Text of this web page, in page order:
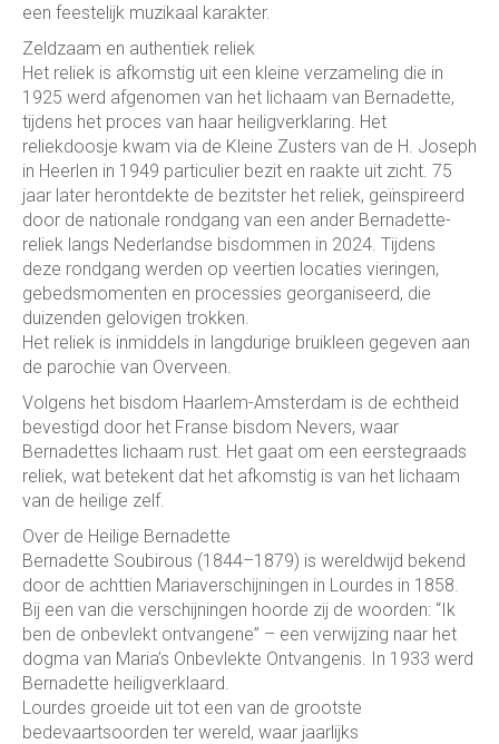
een feestelijk muzikaal karakter.
Zeldzaam en authentiek reliek
Het reliek is afkomstig uit een kleine verzameling die in
1925 werd afgenomen van het lichaam van Bernadette,
tijdens het proces van haar heiligverklaring. Het
reliekdoosje kwam via de Kleine Zusters van de H. Joseph
in Heerlen in 1949 particulier bezit en raakte uit zicht. 75
jaar later herontdekte de bezitster het reliek, geïnspireerd
door de nationale rondgang van een ander Bernadette-
reliek langs Nederlandse bisdommen in 2024. Tijdens
deze rondgang werden op veertien locaties vieringen,
gebedsmomenten en processies georganiseerd, die
duizenden gelovigen trokken.
Het reliek is inmiddels in langdurige bruikleen gegeven aan
de parochie van Overveen.
Volgens het bisdom Haarlem-Amsterdam is de echtheid
bevestigd door het Franse bisdom Nevers, waar
Bernadettes lichaam rust. Het gaat om een eerstegraads
reliek, wat betekent dat het afkomstig is van het lichaam
van de heilige zelf.
Over de Heilige Bernadette
Bernadette Soubirous (1844–1879) is wereldwijd bekend
door de achttien Mariaverschijningen in Lourdes in 1858.
Bij een van die verschijningen hoorde zij de woorden: “Ik
ben de onbevlekt ontvangene” – een verwijzing naar het
dogma van Maria’s Onbevlekte Ontvangenis. In 1933 werd
Bernadette heiligverklaard.
Lourdes groeide uit tot een van de grootste
bedevaartsoorden ter wereld, waar jaarlijks